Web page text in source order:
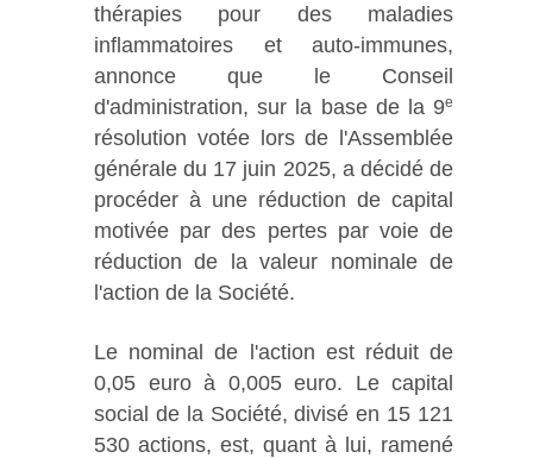
thérapies pour des maladies
inflammatoires et auto-immunes,
annonce que le Conseil
d'administration, sur la base de la 9e
résolution votée lors de l'Assemblée
générale du 17 juin 2025, a décidé de
procéder à une réduction de capital
motivée par des pertes par voie de
réduction de la valeur nominale de
l'action de la Société.
Le nominal de l'action est réduit de
0,05 euro à 0,005 euro. Le capital
social de la Société, divisé en 15 121
530 actions, est, quant à lui, ramené